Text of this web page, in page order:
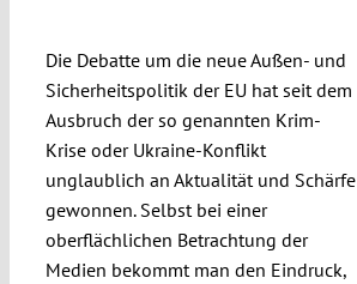
Submissions
Funding
Projects
Die Debatte um die neue Außen- und
Sicherheitspolitik der EU hat seit dem
Ausbruch der so genannten Krim-
Krise oder Ukraine-Konflikt
unglaublich an Aktualität und Schärfe
gewonnen. Selbst bei einer
oberflächlichen Betrachtung der
Medien bekommt man den Eindruck,